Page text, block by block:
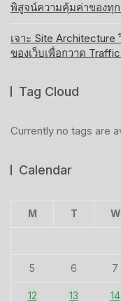
พิสูจน์ความคุ้มค่าของทุ
เจาะ Site
ของเว็บเพื่อกวาด
Tag Cloud
Currently no tags are
Calendar
M T W
5 6 7
12 13 14